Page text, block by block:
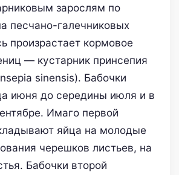
зарослям по
песчано-галечниковых
произрастает кормовое
— кустарник принсепия
sinensis). Бабочки
июня до середины июля и в
Имаго первой
яйца на молодые
черешков листьев, на
Бабочки второй